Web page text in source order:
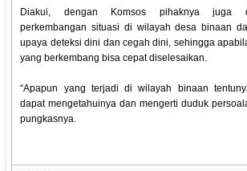
Diakui, dengan Komsos pihaknya juga
perkembangan situasi di wilayah desa binaan
upaya deteksi dini dan cegah dini, sehingga
yang berkembang bisa cepat diselesaikan.
“Apapun yang terjadi di wilayah binaan
dapat mengetahuinya dan mengerti duduk
pungkasnya.